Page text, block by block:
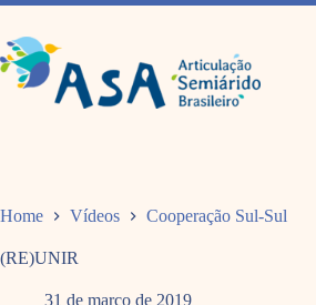
Pular
o
conteúdo
Home Vídeos Cooperação Sul-Sul
(RE)UNIR
31 de março de 2019